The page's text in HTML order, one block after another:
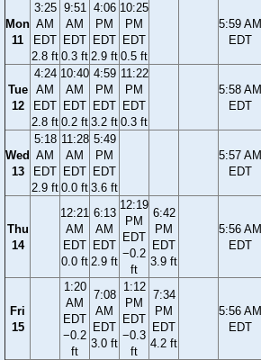
Mon
11
3:25
AM
EDT
2.8 ft
9:51
AM
EDT
0.3 ft
4:06
PM
EDT
2.9 ft
10:25
PM
EDT
0.5 ft
5:59 AM
EDT
Tue
12
4:24
AM
EDT
2.8 ft
10:40
AM
EDT
0.2 ft
4:59
PM
EDT
3.2 ft
11:22
PM
EDT
0.3 ft
5:58 AM
EDT
Wed
13
5:18
AM
EDT
2.9 ft
11:28
AM
EDT
0.0 ft
5:49
PM
EDT
3.6 ft
5:57 AM
EDT
Thu
14
12:21
AM
EDT
0.0 ft
6:13
AM
EDT
2.9 ft
12:19
PM
EDT
−0.2
ft
6:42
PM
EDT
3.9 ft
5:56 AM
EDT
Fri
15
1:20
AM
EDT
−0.2
ft
7:08
AM
EDT
3.0 ft
1:12
PM
EDT
−0.3
ft
7:34
PM
EDT
4.2 ft
5:56 AM
EDT